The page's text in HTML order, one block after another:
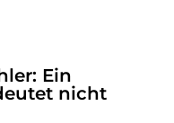
Ein
nicht